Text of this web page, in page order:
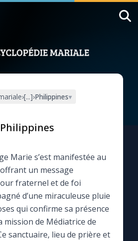
›[...]›Philippines▾
Philippines
Marie s’est manifestée au
un message
fraternel et de foi
d’une miraculeuse pluie
qui confirme sa présence
mission de Médiatrice de
sanctuaire, lieu de prière et